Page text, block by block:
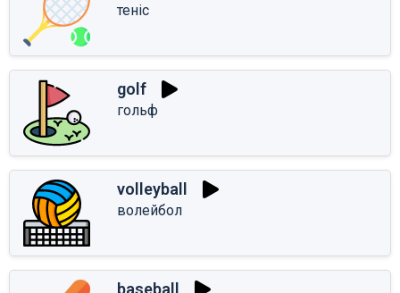
теніс
golf
гольф
volleyball
волейбол